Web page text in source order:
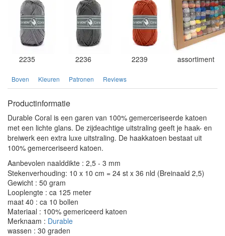
2235 2236 2239 assortiment
Boven Kleuren Patronen Reviews
Productinformatie
Durable Coral is een garen van 100% gemerceriseerde katoen
met een lichte glans. De zijdeachtige uitstraling geeft je haak- en
breiwerk een extra luxe uitstraling. De haakkatoen bestaat uit
100% gemerceriseerd katoen.
Aanbevolen naalddikte : 2,5 - 3 mm
Stekenverhouding: 10 x 10 cm = 24 st x 36 nld (Breinaald 2,5)
Gewicht : 50 gram
Looplengte : ca 125 meter
maat 40 : ca 10 bollen
Materiaal : 100% gemericeerd katoen
Merknaam : Durable
wassen : 30 graden